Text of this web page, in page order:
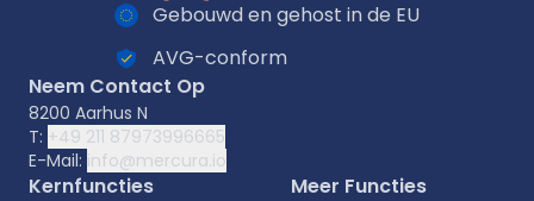
Gebouwd en gehost in de EU
AVG-conform
Neem Contact Op
8200 Aarhus N
T: +49 211 87973996665
E-Mail: info@mercura.io
Kernfuncties Meer Functies